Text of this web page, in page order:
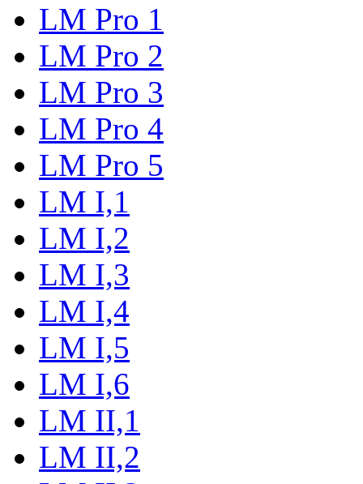
LM Pro 1
LM Pro 2
LM Pro 3
LM Pro 4
LM Pro 5
LM I,1
LM I,2
LM I,3
LM I,4
LM I,5
LM I,6
LM II,1
LM II,2